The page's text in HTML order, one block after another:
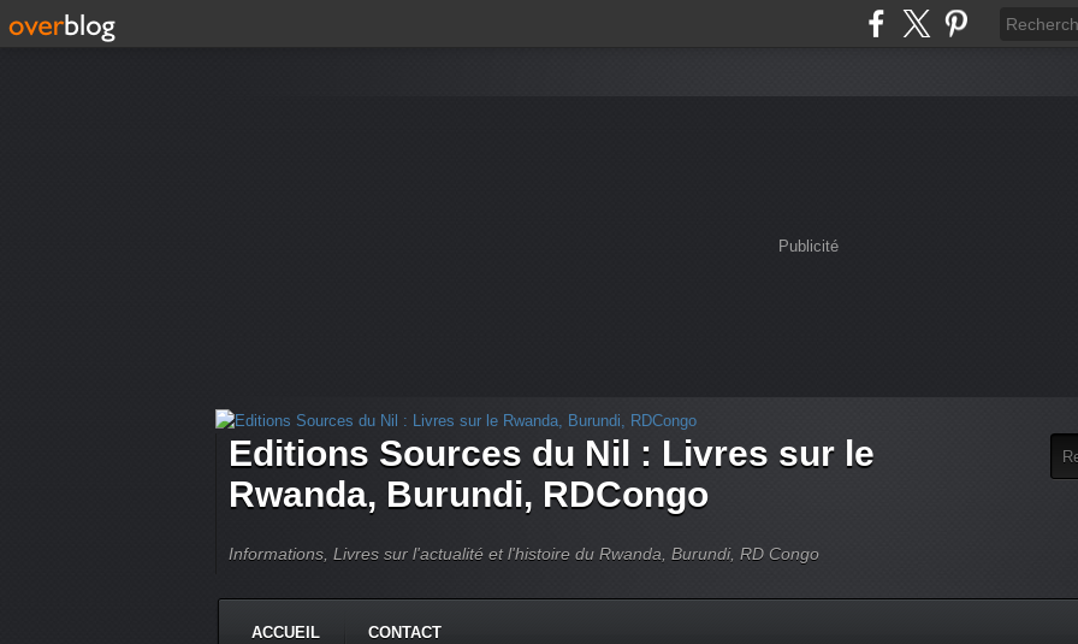
Publicité
Editions Sources du Nil : Livres sur le
Rwanda, Burundi, RDCongo
Informations, Livres sur l'actualité et l'histoire du Rwanda, Burundi, RD Congo
ACCUEIL CONTACT